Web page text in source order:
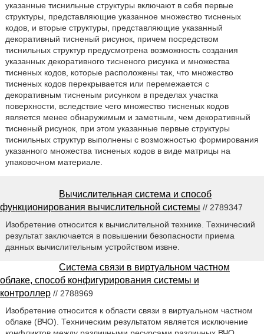
указанные тиснильные структуры включают в себя первые
структуры, представляющие указанное множество тисненых
кодов, и вторые структуры, представляющие указанный
декоративный тисненый рисунок, причем посредством
тиснильных структур предусмотрена возможность создания
указанных декоративного тисненого рисунка и множества
тисненых кодов, которые расположены так, что множество
тисненых кодов перекрывается или перемежается с
декоративным тисненым рисунком в пределах участка
поверхности, вследствие чего множество тисненых кодов
является менее обнаружимым и заметным, чем декоративный
тисненый рисунок, при этом указанные первые структуры
тиснильных структур выполнены с возможностью формирования
указанного множества тисненых кодов в виде матрицы на
упаковочном материале.
Вычислительная система и способ
функционирования вычислительной системы // 2789347
Изобретение относится к вычислительной технике. Технический
результат заключается в повышении безопасности приема
данных вычислительным устройством извне.
Система связи в виртуальном частном
облаке, способ конфигурирования системы и
контроллер // 2788969
Изобретение относится к области связи в виртуальном частном
облаке (ВЧО). Техническим результатом является исключение